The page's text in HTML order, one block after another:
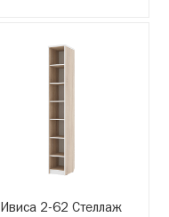
Ивиса 2-62 Стеллаж